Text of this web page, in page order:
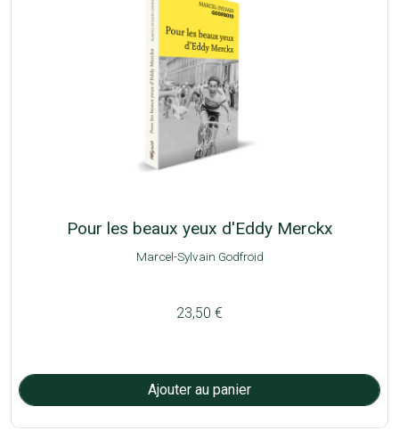
Pour les beaux yeux d'Eddy Merckx
Marcel-Sylvain Godfroid
23,50 €